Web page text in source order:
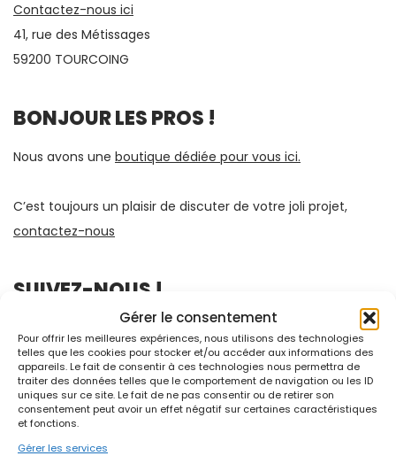
Gérer le consentement
Pour offrir les meilleures expériences, nous utilisons des technologies
telles que les cookies pour stocker et/ou accéder aux informations des
appareils. Le fait de consentir à ces technologies nous permettra de
traiter des données telles que le comportement de navigation ou les ID
uniques sur ce site. Le fait de ne pas consentir ou de retirer son
consentement peut avoir un effet négatif sur certaines caractéristiques
et fonctions.
Gérer les services
Contactez-nous ici
41, rue des Métissages
59200 TOURCOING
BONJOUR LES PROS !
Nous avons une boutique dédiée pour vous ici.
C’est toujours un plaisir de discuter de votre joli projet,
contactez-nous
SUIVEZ-NOUS !
FAQ